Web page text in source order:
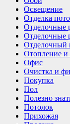
Освещение
Отделка
Отделочные
Отделочные
Отделочный
Отопление и
Офис
Очистка и
Покупка
Пол
Полезно
Потолок
Прихожая